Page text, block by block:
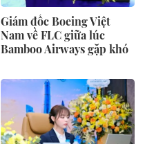
Giám đốc Boeing Việt
Nam về FLC giữa lúc
Bamboo Airways gặp khó